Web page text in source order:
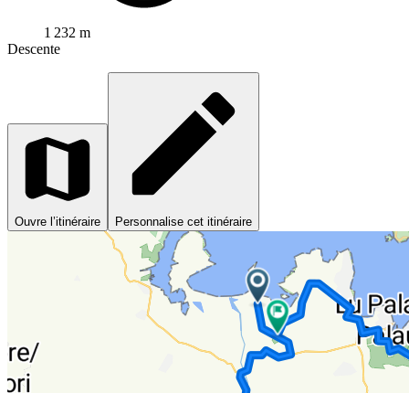
1 232 m
Descente
Ouvre l’itinéraire Personnalise cet itinéraire